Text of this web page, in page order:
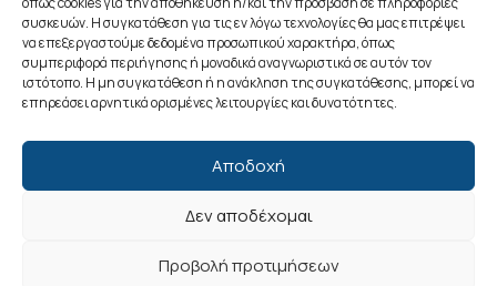
συσκευών. Η συγκατάθεση για τις εν λόγω τεχνολογίες θα μας επιτρέψει
να επεξεργαστούμε δεδομένα προσωπικού χαρακτήρα, όπως
συμπεριφορά περιήγησης ή μοναδικά αναγνωριστικά σε αυτόν τον
ιστότοπο. Η μη συγκατάθεση ή η ανάκληση της συγκατάθεσης, μπορεί να
επηρεάσει αρνητικά ορισμένες λειτουργίες και δυνατότητες.
Αποδοχή
Δεν αποδέχομαι
Προβολή προτιμήσεων
Αναζήτηση